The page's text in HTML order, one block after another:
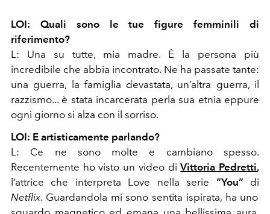
LOI:
Quali sono le tue figure femminili di
riferimento?
L: Una su tutte, mia madre. È la persona più
incredibile che abbia incontrato. Ne ha passate tante:
una guerra, la famiglia devastata, un’altra guerra, il
razzismo... è stata incarcerata perla sua etnia eppure
ogni giorno si alza con il sorriso.
LOI: E artisticamente parlando?
L: Ce ne sono molte e cambiano spesso.
Recentemente ho visto un video diVittoria Pedretti,
l’attrice che interpreta Love nella serie “You” di
Netflix. Guardandola mi sono sentita ispirata, ha uno